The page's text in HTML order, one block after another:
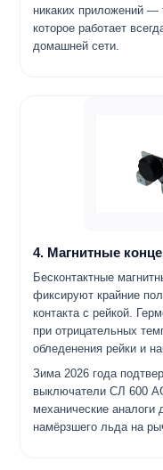
никаких приложений —
которое работает
домашней сети.
4. Магнитные
Бесконтактные
фиксируют крайние
контакта с рейкой.
при отрицательных
обледенения рейки и
Зима 2026 года
выключатели СЛ 600
механические аналоги
намёрзшего льда на